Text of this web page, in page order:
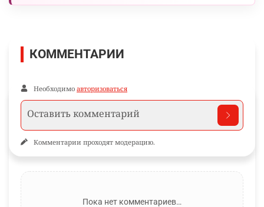
КОММЕНТАРИИ
Необходимо авторизоваться
Комментарии проходят модерацию.
Пока нет комментариев…